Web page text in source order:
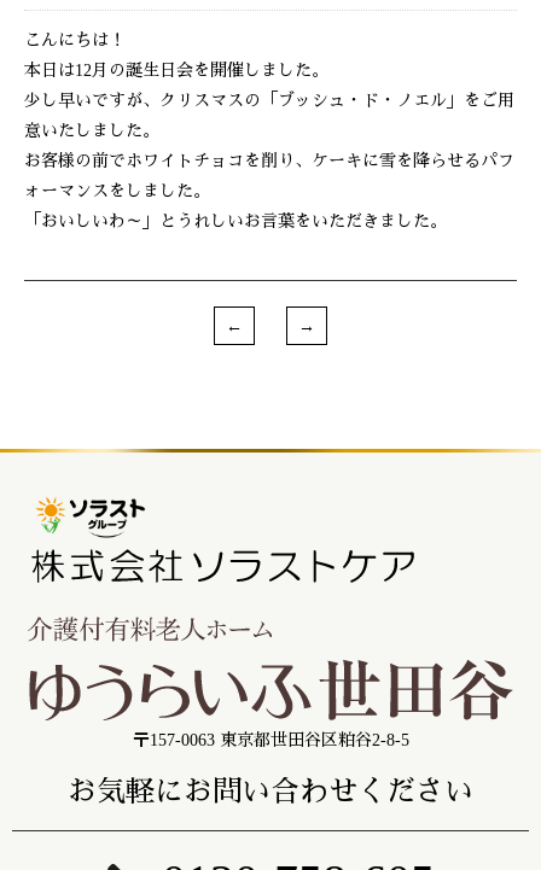
こんにちは！
本日は12月の誕生日会を開催しました。
少し早いですが、クリスマスの「ブッシュ・ド・ノエル」をご用
意いたしました。
お客様の前でホワイトチョコを削り、ケーキに雪を降らせるパフ
ォーマンスをしました。
「おいしいわ～」とうれしいお言葉をいただきました。
〒157-0063 東京都世田谷区粕谷2-8-5
お気軽にお問い合わせください